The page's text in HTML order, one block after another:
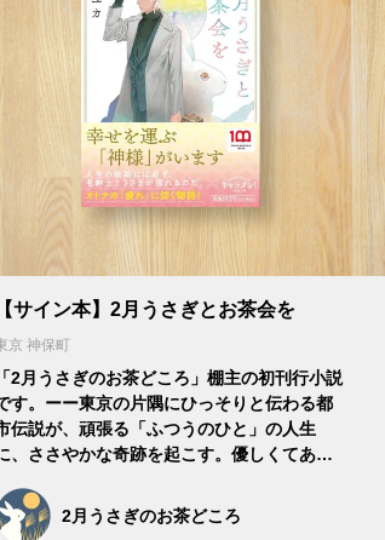
【サイン本】2月うさぎとお茶会を
京 神保町
「2月うさぎのお茶どころ」棚主の初刊行小説
す。ーー東京の片隅にひっそりと伝わる都
伝説が、頑張る「ふつうのひと」の人生
、ささやかな奇跡を起こす。優しくてあ…
2月うさぎのお茶どころ